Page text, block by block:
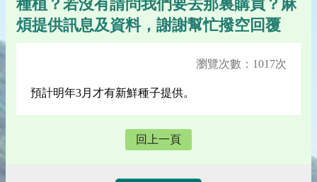
種植？若沒有請問我們要去那裏購買？麻
煩提供訊息及資料，謝謝幫忙撥空回覆
瀏覽次數：1017次
預計明年3月才有新鮮種子提供。
回上一頁